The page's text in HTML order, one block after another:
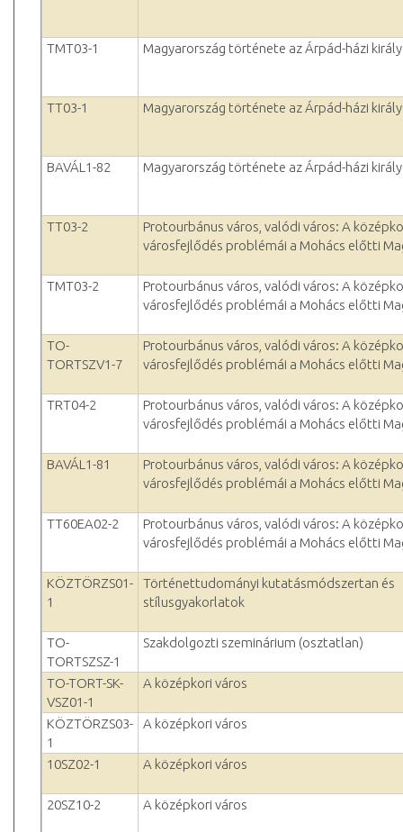
TMT03-1 Magyarország története az Árpád-házi
TT03-1 Magyarország története az Árpád-házi
BAVÁL1-82 Magyarország története az Árpád-házi
TT03-2
Protourbánus város, valódi város: A
városfejlődés problémái a Mohács előtti
TMT03-2
Protourbánus város, valódi város: A
városfejlődés problémái a Mohács előtti
TO-
TORTSZV1-7
Protourbánus város, valódi város: A
városfejlődés problémái a Mohács előtti
TRT04-2
Protourbánus város, valódi város: A
városfejlődés problémái a Mohács előtti
BAVÁL1-81
Protourbánus város, valódi város: A
városfejlődés problémái a Mohács előtti
TT60EA02-2
Protourbánus város, valódi város: A
városfejlődés problémái a Mohács előtti
KÖZTÖRZS01-
1
Történettudományi kutatásmódszertan és
stílusgyakorlatok
TO-
TORTSZSZ-1
Szakdolgozti szeminárium (osztatlan)
TO-TORT-SK-
VSZ01-1
A középkori város
KÖZTÖRZS03-
1
A középkori város
10SZ02-1 A középkori város
20SZ10-2 A középkori város